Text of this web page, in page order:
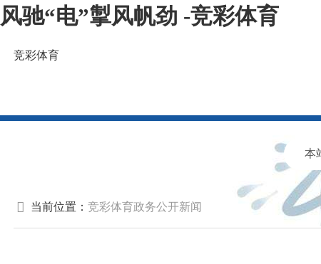
风驰“电”掣风帆劲 -竞彩体育
竞彩体育
当前位置： 竞彩体育政务公开新闻